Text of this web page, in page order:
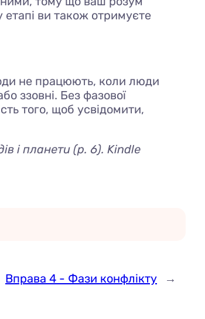
ви також отримуєте
не працюють, коли люди
ззовні. Без фазової
того, щоб усвідомити,
і планети (p. 6). Kindle
Вправа 4 - Фази конфлікту →